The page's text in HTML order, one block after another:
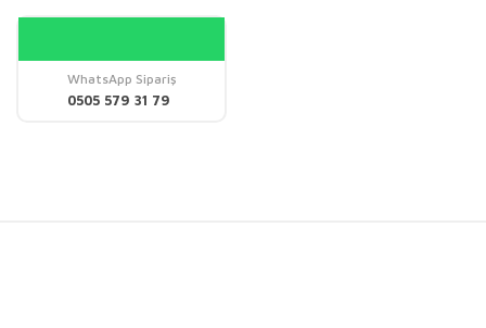
WhatsApp Sipariş
0505 579 31 79